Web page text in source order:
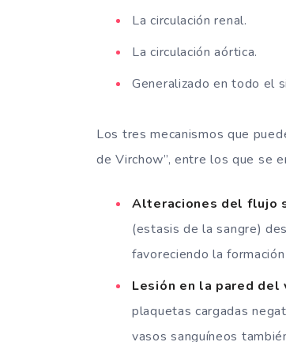
La circulación renal.
La circulación aórtica.
Generalizado en todo el
Los tres mecanismos que
de Virchow”, entre los que se
Alteraciones del flujo
(estasis de la sangre)
favoreciendo la
Lesión en la pared del
plaquetas cargadas
vasos sanguíneos